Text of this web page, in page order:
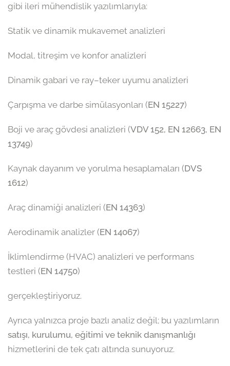
gibi ileri mühendislik yazılımlarıyla:
Statik ve dinamik mukavemet analizleri
Modal, titreşim ve konfor analizleri
Dinamik gabari ve ray–teker uyumu analizleri
Çarpışma ve darbe simülasyonları (EN 15227)
Boji ve araç gövdesi analizleri (VDV 152, EN 12663, EN
13749)
Kaynak dayanım ve yorulma hesaplamaları (DVS
1612)
Araç dinamiği analizleri (EN 14363)
Aerodinamik analizler (EN 14067)
İklimlendirme (HVAC) analizleri ve performans
testleri (EN 14750)
gerçekleştiriyoruz.
Ayrıca yalnızca proje bazlı analiz değil; bu yazılımların
satışı, kurulumu, eğitimi ve teknik danışmanlığı
hizmetlerini de tek çatı altında sunuyoruz.